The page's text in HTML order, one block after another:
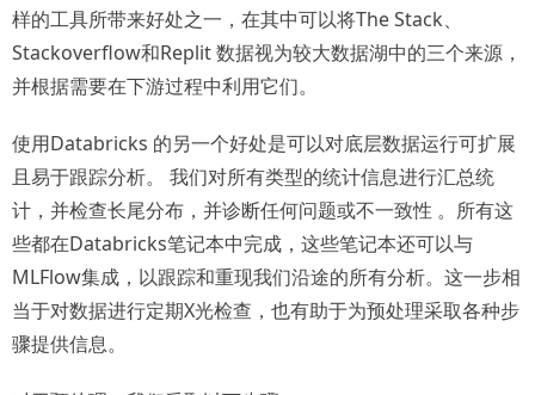
样的工具所带来好处之一，在其中可以将The Stack、
Stackoverflow和Replit 数据视为较大数据湖中的三个来源，
并根据需要在下游过程中利用它们。
使用Databricks 的另一个好处是可以对底层数据运行可扩展
且易于跟踪分析。 我们对所有类型的统计信息进行汇总统
计，并检查长尾分布，并诊断任何问题或不一致性 。所有这
些都在Databricks笔记本中完成，这些笔记本还可以与
MLFlow集成，以跟踪和重现我们沿途的所有分析。这一步相
当于对数据进行定期X光检查，也有助于为预处理采取各种步
骤提供信息。